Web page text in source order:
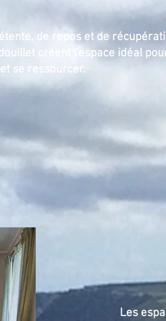
de repos et de
créent l'espace idéal
se ressourcer.
Les